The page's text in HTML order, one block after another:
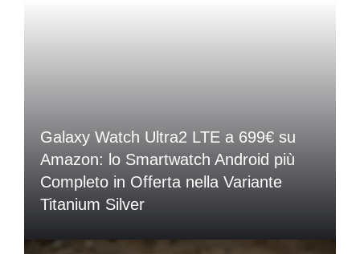
Galaxy Watch Ultra2 LTE a 699€ su
Amazon: lo Smartwatch Android più
Completo in Offerta nella Variante
Titanium Silver